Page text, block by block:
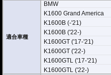
適合車種
BMW
K1600 Grand America
K1600B (-'21)
K1600B ('22-)
K1600GT ('17-'21)
K1600GT ('22-)
K1600GTL ('17-'21)
K1600GTL ('22-)